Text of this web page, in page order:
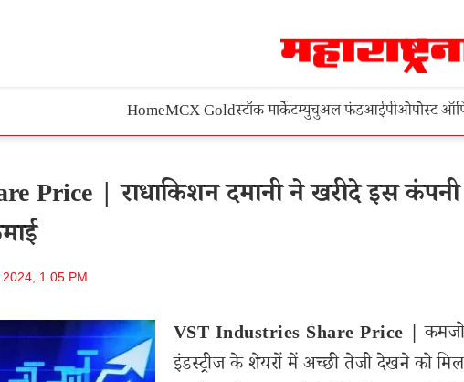
HomeMCX Goldस्टॉक मार्केटम्युचुअल फंडआईपीओपोस्ट
Price | राधाकिशन दमानी ने खरीदे इस
1.05 PM
VST Industries Share Price |
इंडस्ट्रीज के शेयरों में अच्छी तेजी देखने को मिल